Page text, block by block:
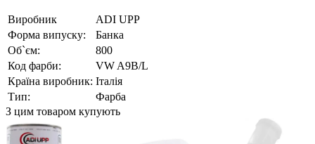
Виробник
ADI UPP
Форма випуску:
Банка
Об`єм:
800
Код фарби:
VW A9B/L
Країна виробник: Італія
Тип:
Фарба
З цим товаром купують